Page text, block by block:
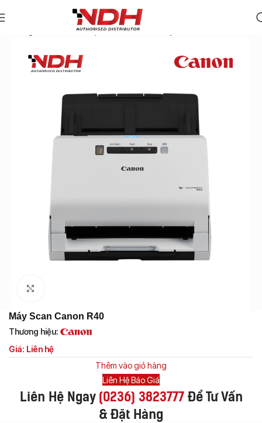
Danh Mục Sản Phẩm
Máy Scan Canon R40
Thương hiệu:
Giá: Liên hệ
Thêm vào giỏ hàng
Liên Hệ Báo Giá
Liên Hệ Ngay (0236) 3823777Để Tư Vấn
& Đặt Hàng